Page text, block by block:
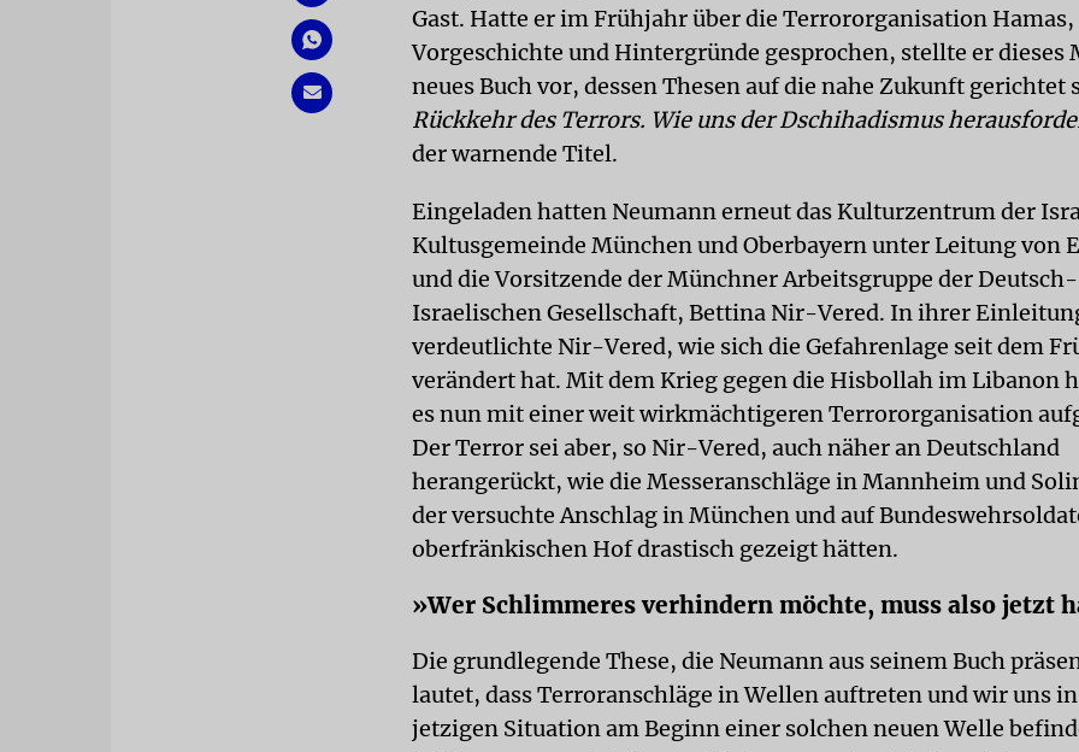
Gast. Hatte er im Frühjahr über die Terrororganisation
Vorgeschichte und Hintergründe gesprochen, stellte er dieses
neues Buch vor, dessen Thesen auf die nahe Zukunft gerichtet
Rückkehr des Terrors. Wie uns der Dschihadismus
der warnende Titel.
Eingeladen hatten Neumann erneut das Kulturzentrum der
Kultusgemeinde München und Oberbayern unter Leitung von
und die Vorsitzende der Münchner Arbeitsgruppe der Deutsch-
Israelischen Gesellschaft, Bettina Nir-Vered. In ihrer
verdeutlichte Nir-Vered, wie sich die Gefahrenlage seit dem
verändert hat. Mit dem Krieg gegen die Hisbollah im Libanon
es nun mit einer weit wirkmächtigeren Terrororganisation
Der Terror sei aber, so Nir-Vered, auch näher an Deutschland
herangerückt, wie die Messeranschläge in Mannheim und
der versuchte Anschlag in München und auf
oberfränkischen Hof drastisch gezeigt hätten.
»Wer Schlimmeres verhindern möchte, muss also jetzt
Die grundlegende These, die Neumann aus seinem Buch
lautet, dass Terroranschläge in Wellen auftreten und wir uns
jetzigen Situation am Beginn einer solchen neuen Welle